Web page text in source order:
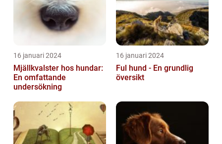
16 januari 2024
Mjällkvalster hos hundar:
En omfattande
undersökning
16 januari 2024
Ful hund - En grundlig
översikt